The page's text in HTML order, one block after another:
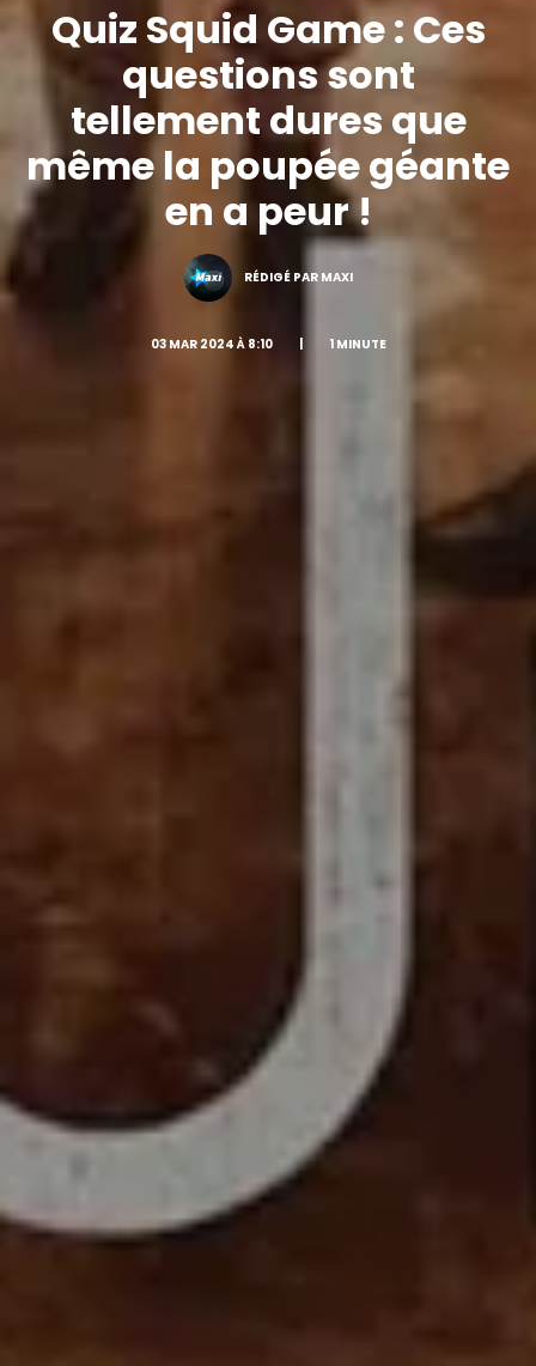
Quiz Squid Game : Ces
questions sont
tellement dures que
même la poupée géante
en a peur !
RÉDIGÉ PAR MAXI
03 MAR 2024 À 8:10 | 1 MINUTE